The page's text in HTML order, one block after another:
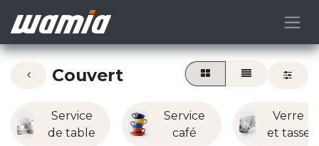
Couvert
Service
de table
Service
café
Verre
et tasse